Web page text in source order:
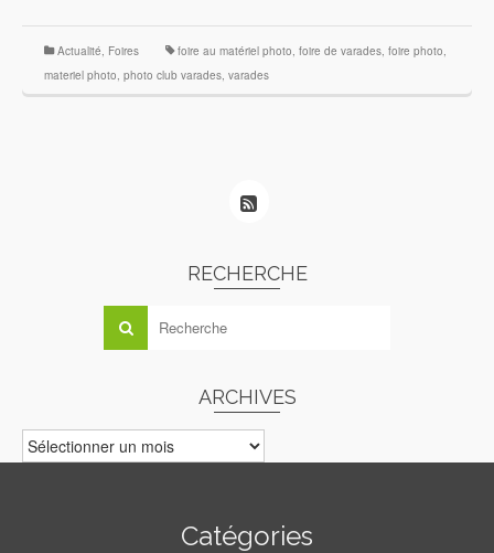
Actualité, Foires foire au matériel photo, foire de varades, foire photo,
materiel photo, photo club varades, varades
RECHERCHE
ARCHIVES
ARCHIVES
Catégories